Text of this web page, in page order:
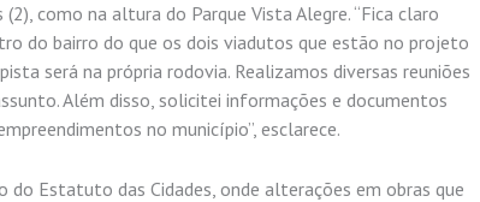
como na altura do Parque Vista Alegre. “Fica claro
do bairro do que os dois viadutos que estão no projeto
será na própria rodovia. Realizamos diversas reuniões
Além disso, solicitei informações e documentos
no município”, esclarece.
Estatuto das Cidades, onde alterações em obras que